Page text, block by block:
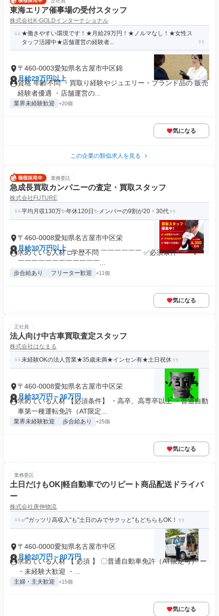
東海エリア催事場の受付スタッフ
株式会社K-GOLDインターナショナル
★働きやすい環境です！★月給29万円！★ノルマなし！★女性ス
タッフ活躍中★店舗運営の経験者...
〒460-0003愛知県名古屋市中区錦
月給29万円以上
資格 年齢不問 ・買取り経験やジュエリー・ブランド品の 販売
経験者優遇 ・店舗運営の...
業界未経験歓迎 +20個
気になる
この企業の類似求人を見る
業務委託
急成長買取カンパニーの査定・買取スタッフ
株式会社FUTURE
平均月収130万✨年休120日✨メンバーの9割が20・30代
〒460-0008愛知県名古屋市中区栄
月給30万円以上
求めている人材 □学歴不問 ￣￣￣￣￣￣ ✅必須条件 ￣￣V￣
￣￣￣￣￣￣￣￣￣￣￣￣...
歩合給あり フリーター歓迎 +11個
気になる
正社員
法人向け中古車買取査定スタッフ
株式会社はなまる
未経験OKの法人営業★35歳未満★インセン有★土日祝休
〒460-0008愛知県名古屋市中区栄
月給33万円～36万円
求めている人材 【必須条件】 ・高卒、高専卒以上 ・普通自動
車第一種運転免許（AT限定...
業界未経験歓迎 歩合給あり +25個
気になる
業務委託
土日だけもOK|軽自動車でのリピート商品配送ドライバ
ー
株式会社庚伸物流
✅"ガッツリ高収入"も"土日のみでサクッと"もどちらもOK！
〒460-0000愛知県名古屋市中区
月給20万円～80万円
求めている人材 【 必須 】 〇普通自動車免許（AT限定可） ー
・未経験大歓迎 ・...
主婦・主夫歓迎 +15個
気になる